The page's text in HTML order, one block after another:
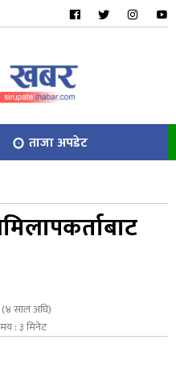
ताजा अपडेट
साल अघि)
: ३ मिनेट